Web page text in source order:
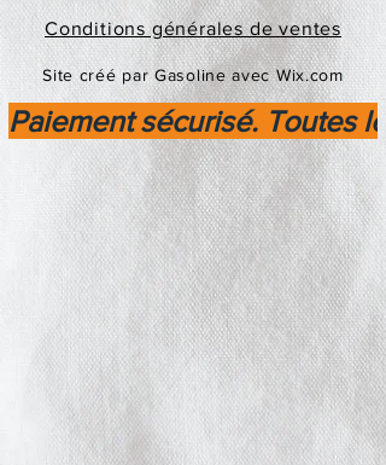
Conditions générales de ventes
Site créé par Gasoline avec Wix.com
Paiement sécurisé. Toutes